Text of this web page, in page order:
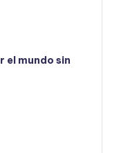
el mundo sin